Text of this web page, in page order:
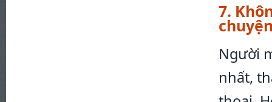
7.
Người
nhất,